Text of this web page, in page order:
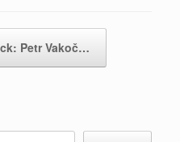
Petr Vakoč…